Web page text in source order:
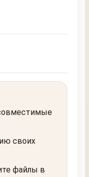
своих
файлы в